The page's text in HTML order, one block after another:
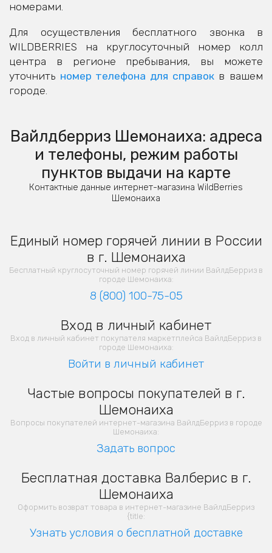
номерами.
Для осуществления бесплатного звонка в
WILDBERRIES на круглосуточный номер колл
центра в регионе пребывания, вы можете
уточнить номер телефона для справокв вашем
городе.
Вайлдберриз Шемонаиха: адреса
и телефоны, режим работы
пунктов выдачи на карте
Контактные данные интернет-магазина WildBerries
Шемонаиха
Единый номер горячей линии в России
в г. Шемонаиха
Бесплатный круглосуточный номер горячей линии ВайлдБерриз в
городе Шемонаиха:
8 (800) 100-75-05
Вход в личный кабинет
Вход в личный кабинет покупателя маркетплейса ВайлдБерриз в
городе Шемонаиха:
Войти в личный кабинет
Частые вопросы покупателей в г.
Шемонаиха
Вопросы покупателей интернет-магазина ВайлдБерриз в городе
Шемонаиха:
Задать вопрос
Бесплатная доставка Валберис в г.
Шемонаиха
Оформить возврат товара в интернет-магазине ВайлдБерриз
{title:
Узнать условия о бесплатной доставке